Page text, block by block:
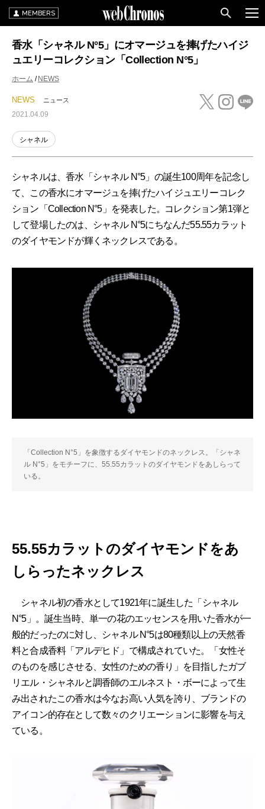
MEMBERS
香水「シャネル N°5」にオマージュを捧げたハイジ
ュエリーコレクション「Collection N°5」
ホーム NEWS
NEWS ニュース
2021.04.09
シャネル
シャネルは、香水「シャネル N°5」の誕生100周年を記念し
て、この香水にオマージュを捧げたハイジュエリーコレク
ション「Collection N°5」を発表した。コレクション第1弾と
して登場したのは、シャネル N°5にちなんだ55.55カラット
のダイヤモンドが輝くネックレスである。
「Collection N°5」を象徴するダイヤモンドのネックレス。「シャネ
ル N°5」をモチーフに、55.55カラットのダイヤモンドをあしらって
いる。
55.55カラットのダイヤモンドをあ
しらったネックレス
シャネル初の香水として1921年に誕生した「シャネル
N°5」。誕生当時、単一の花のエッセンスを用いた香水が一
般的だったのに対し、シャネル N°5は80種類以上の天然香
料と合成香料「アルデヒド」で構成されていた。「女性そ
のものを感じさせる、女性のための香り」を目指したガブ
リエル・シャネルと調香師のエルネスト・ボーによって生
み出されたこの香水は今なお高い人気を誇り、ブランドの
アイコン的存在として数々のクリエーションに影響を与え
ている。